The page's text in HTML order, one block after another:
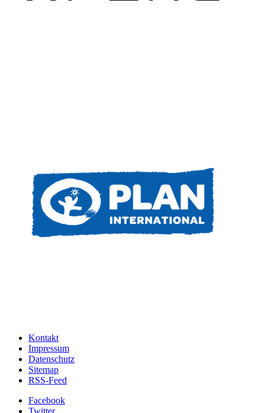
Kontakt
Impressum
Datenschutz
Sitemap
RSS-Feed
Facebook
Twitter